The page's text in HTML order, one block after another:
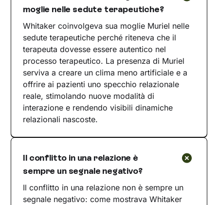
moglie nelle sedute terapeutiche?
Whitaker coinvolgeva sua moglie Muriel nelle
sedute terapeutiche perché riteneva che il
terapeuta dovesse essere autentico nel
processo terapeutico. La presenza di Muriel
serviva a creare un clima meno artificiale e a
offrire ai pazienti uno specchio relazionale
reale, stimolando nuove modalità di
interazione e rendendo visibili dinamiche
relazionali nascoste.
Il conflitto in una relazione è
sempre un segnale negativo?
Il conflitto in una relazione non è sempre un
segnale negativo: come mostrava Whitaker